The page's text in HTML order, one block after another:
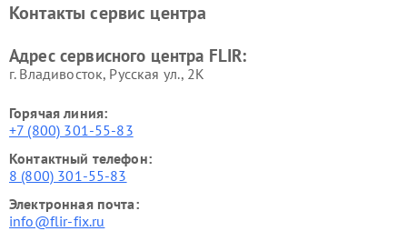
Контакты сервис центра
Адрес сервисного центра FLIR:
г. Владивосток, Русская ул., 2К
Горячая линия:
+7 (800) 301-55-83
Контактный телефон:
8 (800) 301-55-83
Электронная почта:
info@flir-fix.ru